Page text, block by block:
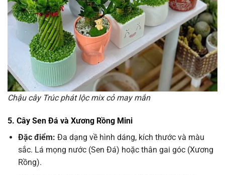
Chậu cây Trúc phát lộc mix cỏ may mắn
5. Cây Sen Đá và Xương Rồng Mini
Đặc điểm: Đa dạng về hình dáng, kích thước và màu
sắc. Lá mọng nước (Sen Đá) hoặc thân gai góc (Xương
Rồng).